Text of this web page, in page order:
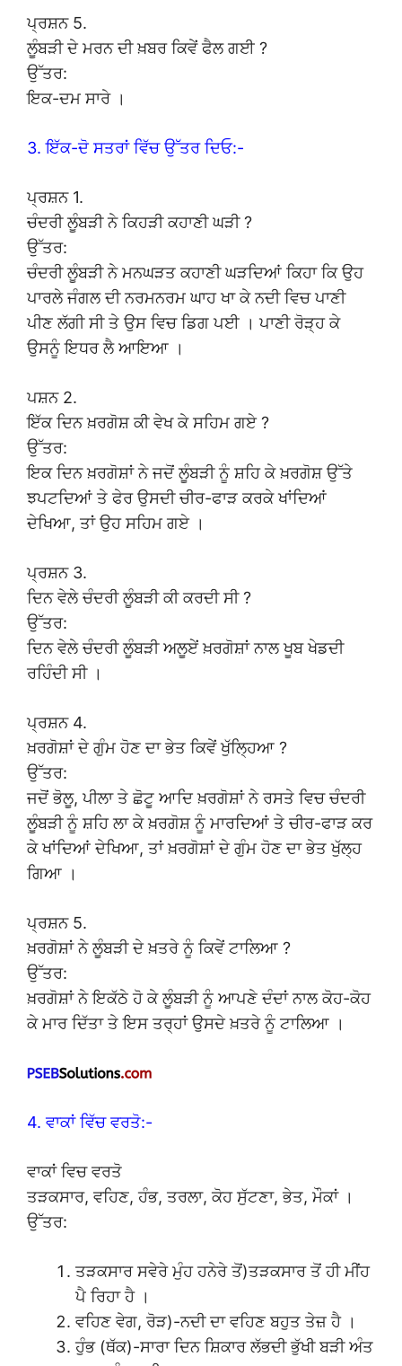
ਪ੍ਰਸ਼ਨ 5.
ਲੂੰਬੜੀ ਦੇ ਮਰਨ ਦੀ ਖ਼ਬਰ ਕਿਵੇਂ ਫੈਲ ਗਈ ?
ਉੱਤਰ:
ਇਕ-ਦਮ ਸਾਰੇ ।
3. ਇੱਕ-ਦੋ ਸਤਰਾਂ ਵਿੱਚ ਉੱਤਰ ਦਿਓ:-
ਪ੍ਰਸ਼ਨ 1.
ਚੰਦਰੀ ਲੂੰਬੜੀ ਨੇ ਕਿਹੜੀ ਕਹਾਣੀ ਘੜੀ ?
ਉੱਤਰ:
ਚੰਦਰੀ ਲੂੰਬੜੀ ਨੇ ਮਨਘੜਤ ਕਹਾਣੀ ਘੜਦਿਆਂ ਕਿਹਾ ਕਿ ਉਹ
ਪਾਰਲੇ ਜੰਗਲ ਦੀ ਨਰਮਨਰਮ ਘਾਹ ਖਾ ਕੇ ਨਦੀ ਵਿਚ ਪਾਣੀ
ਪੀਣ ਲੱਗੀ ਸੀ ਤੇ ਉਸ ਵਿਚ ਡਿਗ ਪਈ । ਪਾਣੀ ਰੋੜ੍ਹ ਕੇ
ਉਸਨੂੰ ਇਧਰ ਲੈ ਆਇਆ ।
ਪਸ਼ਨ 2.
ਇੱਕ ਦਿਨ ਖ਼ਰਗੋਸ਼ ਕੀ ਵੇਖ ਕੇ ਸਹਿਮ ਗਏ ?
ਉੱਤਰ:
ਇਕ ਦਿਨ ਖ਼ਰਗੋਸ਼ਾਂ ਨੇ ਜਦੋਂ ਲੂੰਬੜੀ ਨੂੰ ਸ਼ਹਿ ਕੇ ਖ਼ਰਗੋਸ਼ ਉੱਤੇ
ਝਪਟਦਿਆਂ ਤੇ ਫੇਰ ਉਸਦੀ ਚੀਰ-ਫਾੜ ਕਰਕੇ ਖਾਂਦਿਆਂ
ਦੇਖਿਆ, ਤਾਂ ਉਹ ਸਹਿਮ ਗਏ ।
ਪ੍ਰਸ਼ਨ 3.
ਦਿਨ ਵੇਲੇ ਚੰਦਰੀ ਲੂੰਬੜੀ ਕੀ ਕਰਦੀ ਸੀ ?
ਉੱਤਰ:
ਦਿਨ ਵੇਲੇ ਚੰਦਰੀ ਲੂੰਬੜੀ ਅਲੂਏਂ ਖ਼ਰਗੋਸ਼ਾਂ ਨਾਲ ਖੂਬ ਖੇਡਦੀ
ਰਹਿੰਦੀ ਸੀ ।
ਪ੍ਰਸ਼ਨ 4.
ਖ਼ਰਗੋਸ਼ਾਂ ਦੇ ਗੁੰਮ ਹੋਣ ਦਾ ਭੇਤ ਕਿਵੇਂ ਖੁੱਲ੍ਹਿਆ ?
ਉੱਤਰ:
ਜਦੋਂ ਭੋਲੂ, ਪੀਲਾ ਤੇ ਛੋਟੂ ਆਦਿ ਖ਼ਰਗੋਸ਼ਾਂ ਨੇ ਰਸਤੇ ਵਿਚ ਚੰਦਰੀ
ਲੂੰਬੜੀ ਨੂੰ ਸ਼ਹਿ ਲਾ ਕੇ ਖ਼ਰਗੋਸ਼ ਨੂੰ ਮਾਰਦਿਆਂ ਤੇ ਚੀਰ-ਫਾੜ ਕਰ
ਕੇ ਖਾਂਦਿਆਂ ਦੇਖਿਆ, ਤਾਂ ਖ਼ਰਗੋਸ਼ਾਂ ਦੇ ਗੁੰਮ ਹੋਣ ਦਾ ਭੇਤ ਖੁੱਲ੍ਹ
ਗਿਆ ।
ਪ੍ਰਸ਼ਨ 5.
ਖ਼ਰਗੋਸ਼ਾਂ ਨੇ ਲੂੰਬੜੀ ਦੇ ਖ਼ਤਰੇ ਨੂੰ ਕਿਵੇਂ ਟਾਲਿਆ ?
ਉੱਤਰ:
ਖ਼ਰਗੋਸ਼ਾਂ ਨੇ ਇਕੱਠੇ ਹੋ ਕੇ ਲੂੰਬੜੀ ਨੂੰ ਆਪਣੇ ਦੰਦਾਂ ਨਾਲ ਕੋਹ-ਕੋਹ
ਕੇ ਮਾਰ ਦਿੱਤਾ ਤੇ ਇਸ ਤਰ੍ਹਾਂ ਉਸਦੇ ਖ਼ਤਰੇ ਨੂੰ ਟਾਲਿਆ ।
4. ਵਾਕਾਂ ਵਿੱਚ ਵਰਤੋ:-
ਵਾਕਾਂ ਵਿਚ ਵਰਤੋ
ਤੜਕਸਾਰ, ਵਹਿਣ, ਹੰਭ, ਤਰਲਾ, ਕੋਹ ਸੁੱਟਣਾ, ਭੇਤ, ਮੌਕਾਂ ।
ਉੱਤਰ:
ਤੜਕਸਾਰ ਸਵੇਰੇ ਮੁੰਹ ਹਨੇਰੇ ਤੋਂ)ਤੜਕਸਾਰ ਤੋਂ ਹੀ ਮੀਂਹ
ਪੈ ਰਿਹਾ ਹੈ ।
ਵਹਿਣ ਵੇਗ, ਰੋੜ)-ਨਦੀ ਦਾ ਵਹਿਣ ਬਹੁਤ ਤੇਜ਼ ਹੈ ।
ਹੁੰਭ (ਥੱਕ)-ਸਾਰਾ ਦਿਨ ਸ਼ਿਕਾਰ ਲੱਭਦੀ ਭੁੱਖੀ ਬੜੀ ਅੰਤ